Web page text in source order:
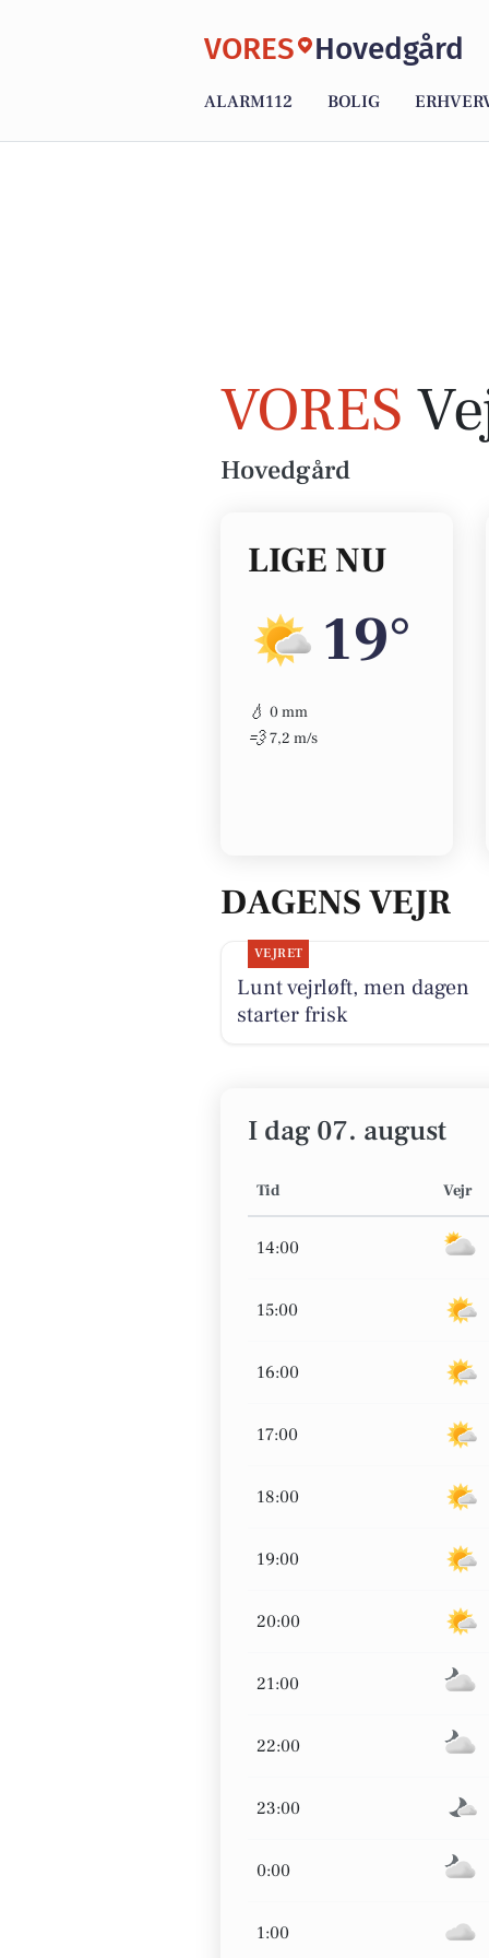
VORES Hovedgård
ALARM112 BOLIG
VORES
Hovedgård
LIGE NU
19°
💧 0 mm
💨 7,2 m/s
DAGENS VEJR
VEJRET
Lunt vejrløft, men dagen
starter frisk
I dag 07. august
Tid Vejr
14:00
15:00
16:00
17:00
18:00
19:00
20:00
21:00
22:00
23:00
0:00
1:00